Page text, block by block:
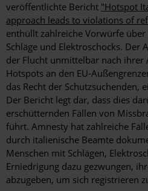
veröffentlichte Bericht "Hotspot
approach leads to violations of
enthüllt zahlreiche Vorwürfe
Schläge und Elektroschocks. Der
der Flucht unmittelbar nach ihrer
Hotspots an den EU-
das Recht der Schutzsuchenden,
Der Bericht legt dar, dass dies
erschütternden Fällen von
führt. Amnesty hat zahlreiche
durch italienische Beamte
Menschen mit Schlägen,
Erniedrigung dazu gezwungen,
abzugeben, um sich registrieren